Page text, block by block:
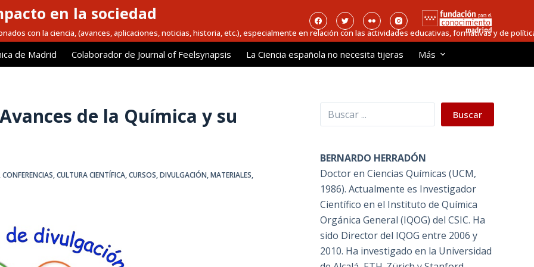
en la sociedad
con la ciencia, (avances, aplicaciones, noticias, historia, etc.), especialmente en relación con las actividades educativas, formativas y de
de Madrid Colaborador de Journal of Feelsynapsis La Ciencia española no necesita tijeras Más
de la Química y su
,CONFERENCIAS,CULTURA CIENTÍFICA,CURSOS,DIVULGACIÓN,MATERIALES,
Buscar Buscar
BERNARDO HERRADÓN
Doctor en Ciencias Químicas (UCM,
1986). Actualmente es Investigador
Científico en el Instituto de Química
Orgánica General (IQOG) del CSIC. Ha
sido Director del IQOG entre 2006 y
2010. Ha investigado en la Universidad